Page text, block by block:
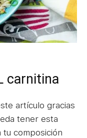
carnitina
artículo gracias
tener esta
tu composición